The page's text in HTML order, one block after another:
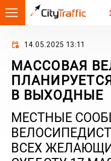
14.05.2025 13:11
МАССОВАЯ
В ВЫХОДНЫЕ
МЕСТНЫЕ
ВСЕХ